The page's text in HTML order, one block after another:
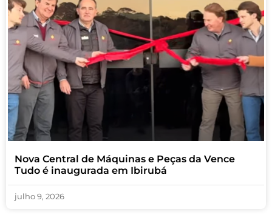
Nova Central de Máquinas e Peças da Vence
Tudo é inaugurada em Ibirubá
julho 9, 2026